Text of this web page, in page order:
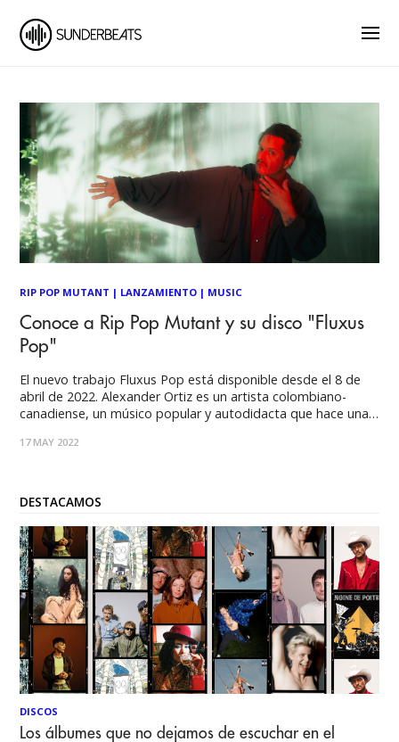
RIP POP MUTANT | LANZAMIENTO | MUSIC
Conoce a Rip Pop Mutant y su disco "Fluxus
Pop"
El nuevo trabajo Fluxus Pop está disponible desde el 8 de
abril de 2022. Alexander Ortiz es un artista colombiano-
canadiense, un músico popular y autodidacta que hace una
año 2000 editó junto a ellos 5 álbumes, varios EP y singles,
17 MAY 2022
DESTACAMOS
DISCOS
Los álbumes que no dejamos de escuchar en el